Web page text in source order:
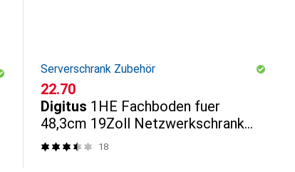
Serverschrank Zubehör
CHF
22.70
Digitus 1HE Fachboden fuer
48,3cm 19Zoll Netzwerkschrank
RAL9005 schwarz fuer 600mm
18